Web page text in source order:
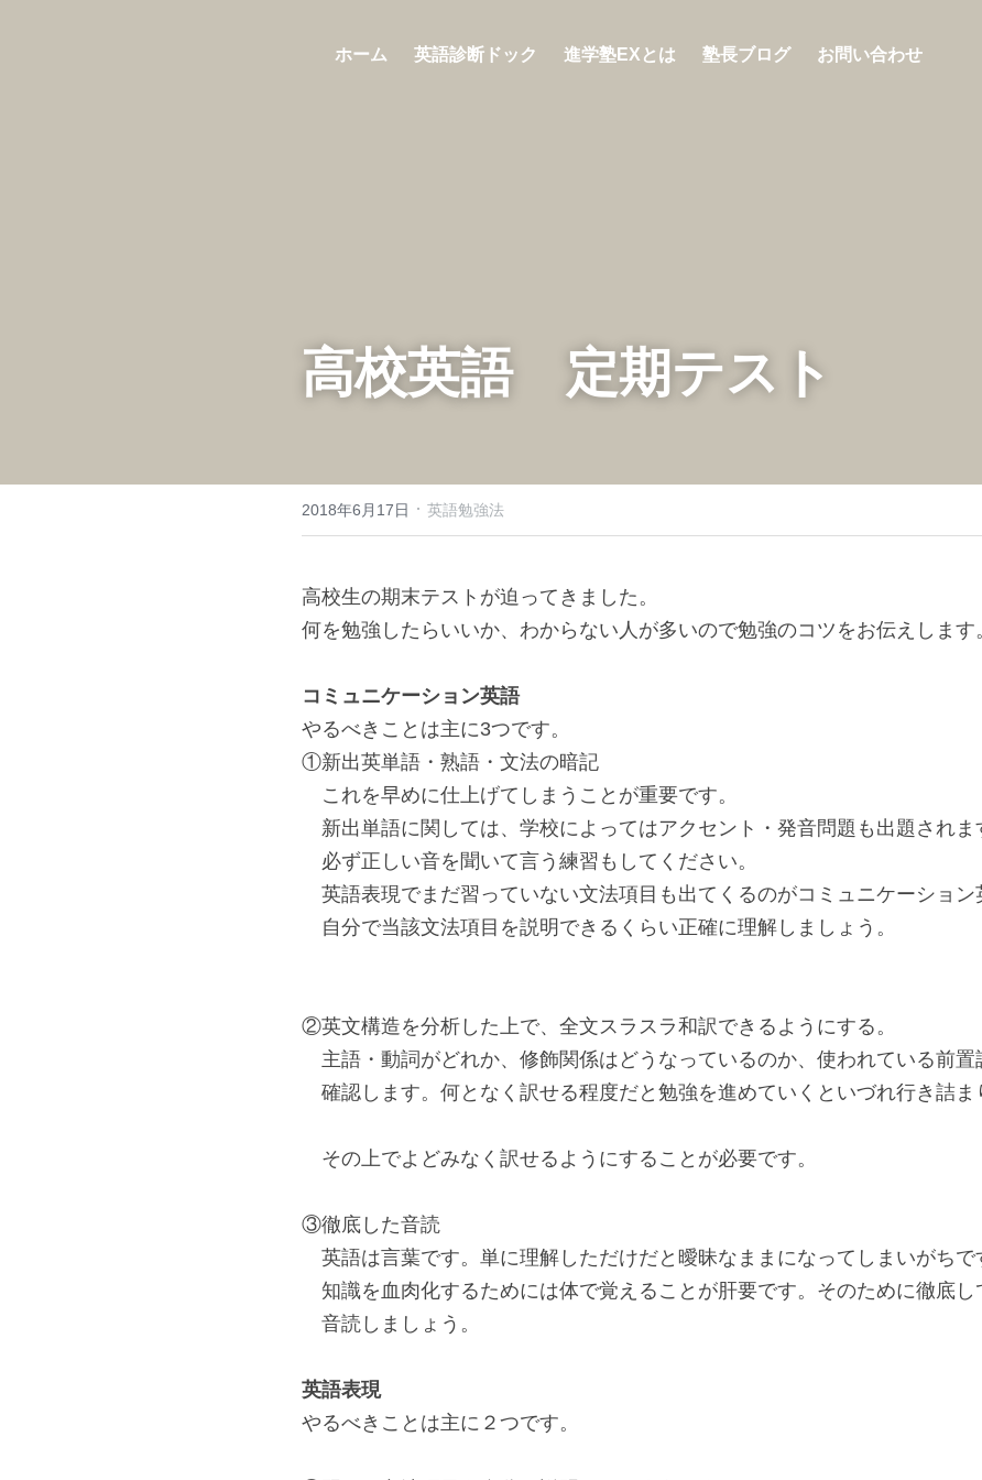
ホーム 英語診断ドック 進学塾EXとは 塾長ブログ お問い合わせ
高校英語　定期テスト
2018年6月17日 ·英語勉強法
高校生の期末テストが迫ってきました。
何を勉強したらいいか、わからない人が多いので勉強のコツをお伝えします。
コミュニケーション英語
やるべきことは主に3つです。
①新出英単語・熟語・文法の暗記
これを早めに仕上げてしまうことが重要です。
新出単語に関しては、学校によってはアクセント・発音問題も出題されま
必ず正しい音を聞いて言う練習もしてください。
英語表現でまだ習っていない文法項目も出てくるのがコミュニケーション
自分で当該文法項目を説明できるくらい正確に理解しましょう。
②英文構造を分析した上で、全文スラスラ和訳できるようにする。
主語・動詞がどれか、修飾関係はどうなっているのか、使われている前置
確認します。何となく訳せる程度だと勉強を進めていくといづれ行き詰ま
その上でよどみなく訳せるようにすることが必要です。
③徹底した音読
英語は言葉です。単に理解しただけだと曖昧なままになってしまいがちで
知識を血肉化するためには体で覚えることが肝要です。そのために徹底し
音読しましょう。
英語表現
やるべきことは主に２つです。